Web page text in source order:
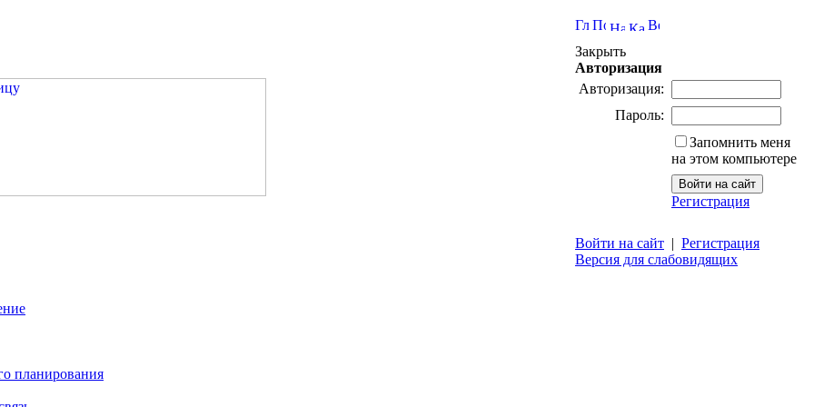
Закрыть
Авторизация
Авторизация:
Пароль:
Запомнить меня
на этом компьютере
Регистрация
Войти на сайт | Регистрация
Версия для слабовидящих
планирования